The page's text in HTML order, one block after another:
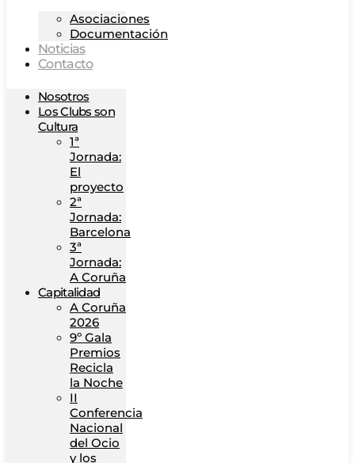
Asociaciones
Documentación
Noticias
Contacto
Nosotros
Los Clubs son
Cultura
1ª
Jornada:
El
proyecto
2ª
Jornada:
Barcelona
3ª
Jornada:
A Coruña
Capitalidad
A Coruña
2026
9º Gala
Premios
Recicla
la Noche
II
Conferencia
Nacional
del Ocio
y los